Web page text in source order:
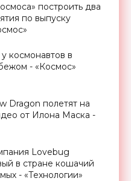
построить два
по выпуску
космонавтов в
- «Космос»
Dragon полетят на
от Илона Маска -
Lovebug
в стране кошачий
- «Технологии»